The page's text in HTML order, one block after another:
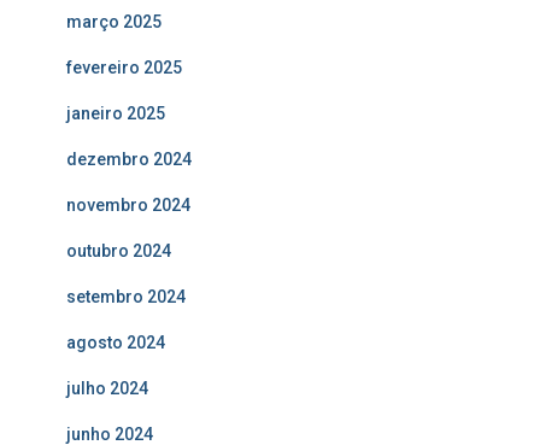
março 2025
fevereiro 2025
janeiro 2025
dezembro 2024
novembro 2024
outubro 2024
setembro 2024
agosto 2024
julho 2024
junho 2024